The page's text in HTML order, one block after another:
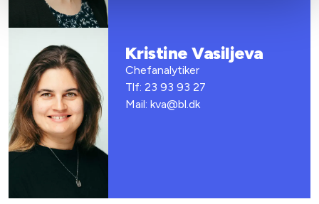
Kristine Vasiljeva
Chefanalytiker
Tlf: 23 93 93 27
Mail: kva@bl.dk